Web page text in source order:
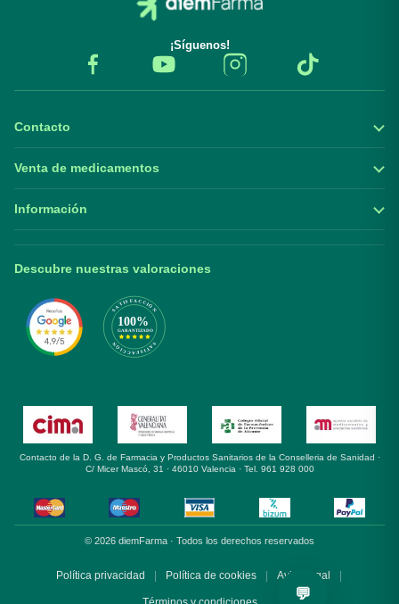
¡Síguenos!
Contacto
Venta de medicamentos
Información
Descubre nuestras valoraciones
Contacto de la D. G. de Farmacia y Productos Sanitarios de la Conselleria de Sanidad ·
C/ Micer Mascó, 31 · 46010 Valencia · Tel. 961 928 000
© 2026 diemFarma · Todos los derechos reservados
Política privacidad | Política de cookies | Aviso legal |
💬